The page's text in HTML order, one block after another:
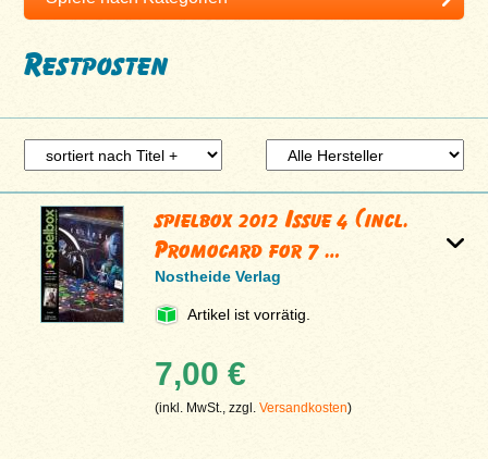
Restposten
spielbox 2012 Issue 4 (incl.
Promocard for 7 …
Nostheide Verlag
Artikel ist vorrätig.
7,00 €
(inkl. MwSt., zzgl.Versandkosten)